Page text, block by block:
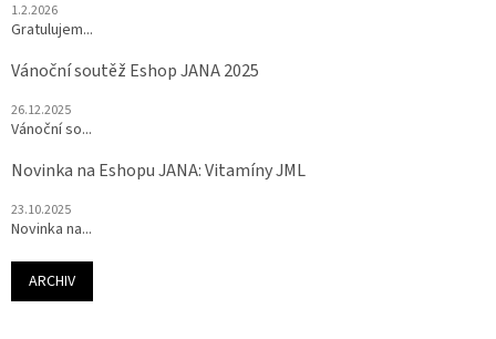
1.2.2026
Gratulujem...
Vánoční soutěž Eshop JANA 2025
26.12.2025
Vánoční so...
Novinka na Eshopu JANA: Vitamíny JML
23.10.2025
Novinka na...
ARCHIV